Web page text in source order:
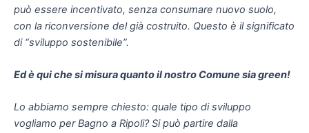
può essere incentivato, senza consumare nuovo suolo,
con la riconversione del già costruito. Questo è il significato
di “sviluppo sostenibile”.
Ed è qui che si misura quanto il nostro Comune sia green!
Lo abbiamo sempre chiesto: quale tipo di sviluppo
vogliamo per Bagno a Ripoli? Si può partire dalla